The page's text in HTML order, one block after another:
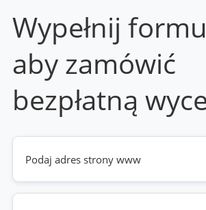
Wypełnij
aby zamówić
bezpłatną
Twoja
strona
www
(wymagane)
Telefon